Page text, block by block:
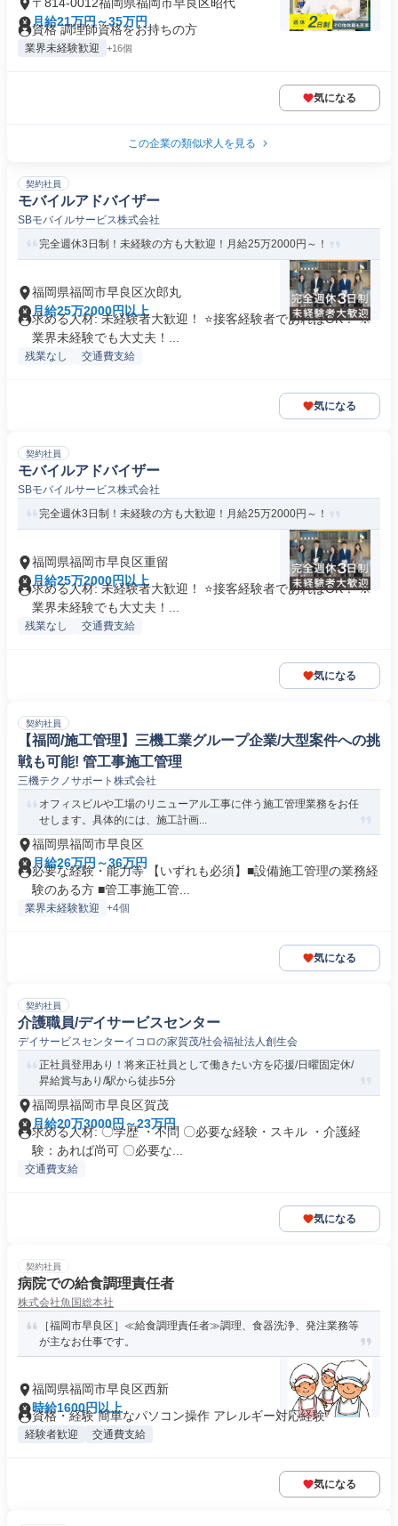
月給21万円～35万円
資格 調理師資格をお持ちの方
業界未経験歓迎 +16個
気になる
この企業の類似求人を見る
契約社員
モバイルアドバイザー
SBモバイルサービス株式会社
完全週休3日制！未経験の方も大歓迎！月給25万2000円～！
福岡県福岡市早良区次郎丸
月給25万2000円以上
求める人材: 未経験者大歓迎！ ⭐接客経験者であればOK！ ※
業界未経験でも大丈夫！...
残業なし 交通費支給
気になる
契約社員
モバイルアドバイザー
SBモバイルサービス株式会社
完全週休3日制！未経験の方も大歓迎！月給25万2000円～！
福岡県福岡市早良区重留
月給25万2000円以上
求める人材: 未経験者大歓迎！ ⭐接客経験者であればOK！ ※
業界未経験でも大丈夫！...
残業なし 交通費支給
気になる
契約社員
【福岡/施工管理】三機工業グループ企業/大型案件への挑
戦も可能! 管工事施工管理
三機テクノサポート株式会社
オフィスビルや工場のリニューアル工事に伴う施工管理業務をお任
せします。具体的には、施工計画...
福岡県福岡市早良区
月給26万円～36万円
必要な経験・能力等 【いずれも必須】■設備施工管理の業務経
験のある方 ■管工事施工管...
業界未経験歓迎 +4個
気になる
契約社員
介護職員/デイサービスセンター
デイサービスセンターイコロの家賀茂/社会福祉法人創生会
正社員登用あり！将来正社員として働きたい方を応援/日曜固定休/
昇給賞与あり/駅から徒歩5分
福岡県福岡市早良区賀茂
月給20万3000円～23万円
求める人材: 〇学歴 ・不問 〇必要な経験・スキル ・介護経
験：あれば尚可 〇必要な...
交通費支給
気になる
契約社員
病院での給食調理責任者
株式会社魚国総本社
［福岡市早良区］≪給食調理責任者≫調理、食器洗浄、発注業務等
が主なお仕事です。
福岡県福岡市早良区西新
時給1600円以上
資格・経験 簡単なパソコン操作 アレルギー対応経験
経験者歓迎 交通費支給
気になる